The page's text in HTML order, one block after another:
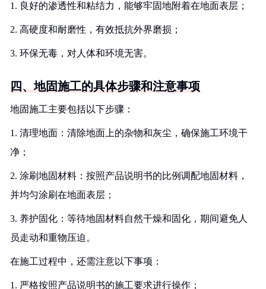
1. 良好的渗透性和粘结力，能够牢固地附着在地面表层；
2. 高硬度和耐磨性，有效抵抗外界磨损；
3. 环保无毒，对人体和环境无害。
四、地固施工的具体步骤和注意事项
地固施工主要包括以下步骤：
1. 清理地面：清除地面上的杂物和灰尘，确保施工环境干
净；
2. 涂刷地固材料：按照产品说明书的比例调配地固材料，
并均匀涂刷在地面表层；
3. 养护固化：等待地固材料自然干燥和固化，期间避免人
员走动和重物压迫。
在施工过程中，还需注意以下事项：
1. 严格按照产品说明书的施工要求进行操作；